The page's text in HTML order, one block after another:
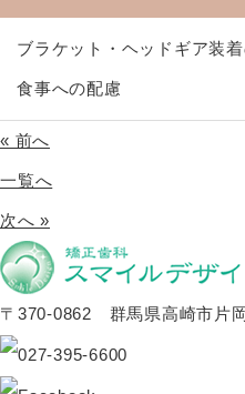
ブラケット・ヘッドギア装
食事への配慮
« 前へ
一覧へ
次へ »
〒370-0862 群馬県高崎市片